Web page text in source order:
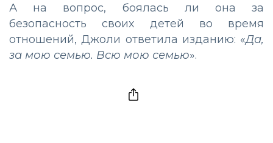
А на вопрос, боялась ли она за
безопасность своих детей во время
отношений, Джоли ответила изданию: «Да,
за мою семью. Всю мою семью».